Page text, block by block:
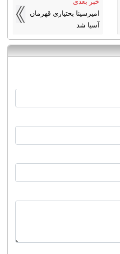
خبر بعدی
امیرسینا بختیاری قهرمان
آسیا شد